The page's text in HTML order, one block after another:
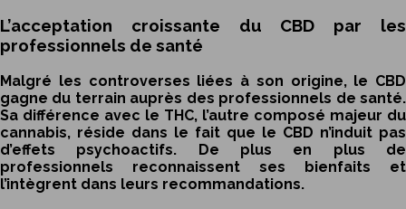
L’acceptation croissante du CBD par les
professionnels de santé
Malgré les controverses liées à son origine, le CBD
gagne du terrain auprès des professionnels de santé.
Sa différence avec le THC, l’autre composé majeur du
cannabis, réside dans le fait que le CBD n’induit pas
d’effets psychoactifs. De plus en plus de
professionnels reconnaissent ses bienfaits et
l’intègrent dans leurs recommandations.